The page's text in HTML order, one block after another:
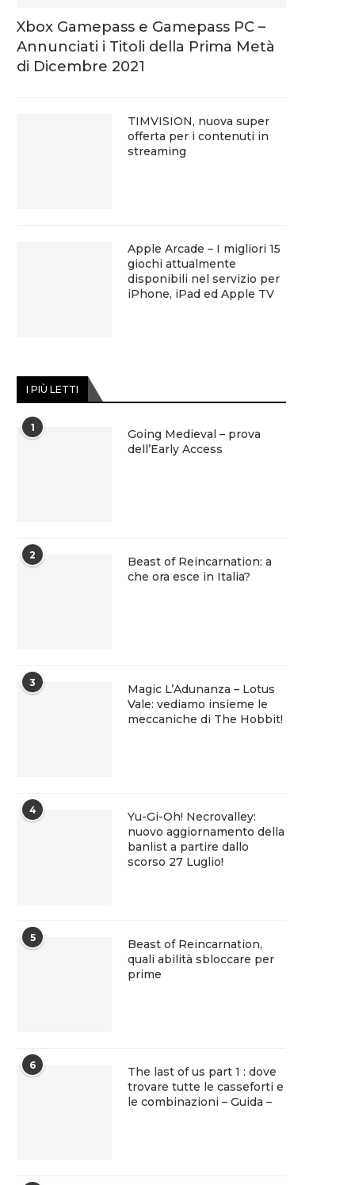
Xbox Gamepass e Gamepass PC –
Annunciati i Titoli della Prima Metà
di Dicembre 2021
TIMVISION, nuova super
offerta per i contenuti in
streaming
Apple Arcade – I migliori 15
giochi attualmente
disponibili nel servizio per
iPhone, iPad ed Apple TV
I PIÙ LETTI
1
Going Medieval – prova
dell’Early Access
2
Beast of Reincarnation: a
che ora esce in Italia?
3
Magic L’Adunanza – Lotus
Vale: vediamo insieme le
meccaniche di The Hobbit!
4
Yu-Gi-Oh! Necrovalley:
nuovo aggiornamento della
banlist a partire dallo
scorso 27 Luglio!
5
Beast of Reincarnation,
quali abilità sbloccare per
prime
6
The last of us part 1 : dove
trovare tutte le casseforti e
le combinazioni – Guida –